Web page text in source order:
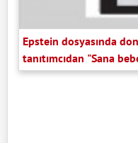
Epstein dosyasında
tanıtımcıdan "Sana